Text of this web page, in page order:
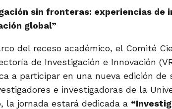
sin fronteras: experiencias de
global”
del receso académico, el Comité
de Investigación e Innovación
a participar en una nueva edición de
e investigadoras de la
la jornada estará dedicada a